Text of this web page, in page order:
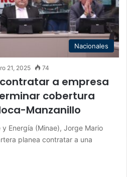
Nacionales
21, 2025 74
a empresa
cobertura
Manzanillo
Energía (Minae), Jorge Mario
planea contratar a una